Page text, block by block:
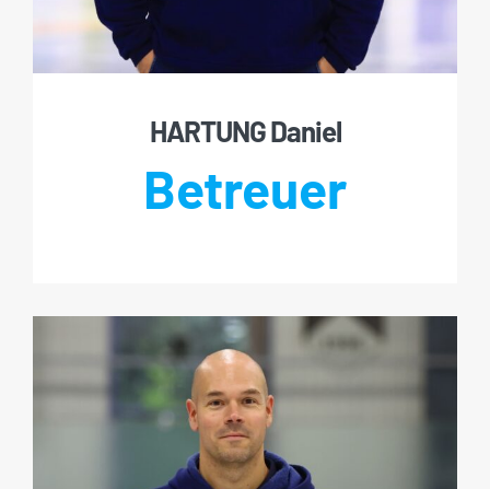
HARTUNG Daniel
Betreuer